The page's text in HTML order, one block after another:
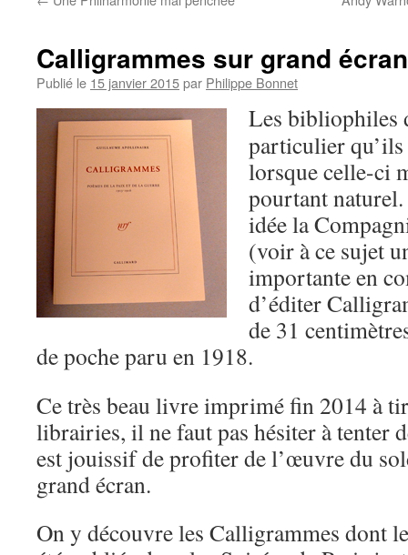
Calligrammes sur grand écran
Publié le 15 janvier 2015par Philippe Bonnet
Les bibliophiles
particulier qu’ils
lorsque celle-ci
pourtant
idée la
(voir à ce sujet
importante en
d’éditer
de 31
de poche paru en 1918.
Ce très beau livre imprimé fin 2014 à
librairies, il ne faut pas hésiter à tenter
est jouissif de profiter de l’œuvre du
grand écran.
On y découvre les Calligrammes dont